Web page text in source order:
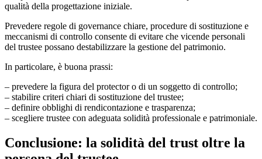
qualità della progettazione iniziale.
Prevedere regole di governance chiare, procedure di sostituzione e
meccanismi di controllo consente di evitare che vicende personali
del trustee possano destabilizzare la gestione del patrimonio.
In particolare, è buona prassi:
– prevedere la figura del protector o di un soggetto di controllo;
– stabilire criteri chiari di sostituzione del trustee;
– definire obblighi di rendicontazione e trasparenza;
– scegliere trustee con adeguata solidità professionale e patrimoniale.
Conclusione: la solidità del trust oltre la